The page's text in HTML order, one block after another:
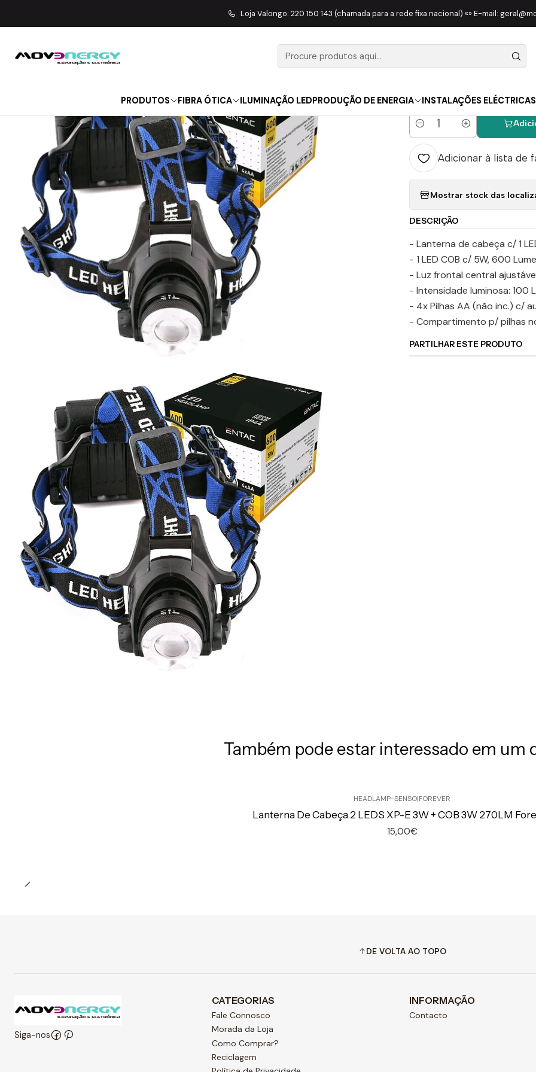
PRODUTOS FIBRA ÓTICA ILUMINAÇÃO LEDPRODUÇÃO DE ENERGIA INSTALAÇÕES ELÉCTRICAS
Loja Valongo: 220 150 143 (chamada para a rede fixa nacional) «» E-mail:
LANTERNAS | WORK LIGHT LANTERNAS Lanterna De Cabeça 1 LED 5W 600LM
Lanterna
600LM
Quantidade
Adicionar à lista de
Mostrar stock das
DESCRIÇÃO
- Lanterna de cabeça c/ 1
- 1 LED COB c/ 5W, 600
- Luz frontal central
- Intensidade luminosa: 100
- 4x Pilhas AA (não inc.) c/
- Compartimento p/ pilhas
PARTILHAR ESTE PRODUTO
Também pode estar interessado em um
HEADLAMP-SENSO|FOREVER
Lanterna De Cabeça 2 LEDS XP-E 3W + COB 3W 270LM
15,00€
DE VOLTA AO TOPO
Siga-nos
CATEGORIAS
Fale Connosco
Morada da Loja
Como Comprar?
Reciclagem
INFORMAÇÃO
Contacto